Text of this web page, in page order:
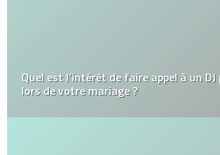
Quel est l’intérêt de faire appel à un
lors de votre mariage ?